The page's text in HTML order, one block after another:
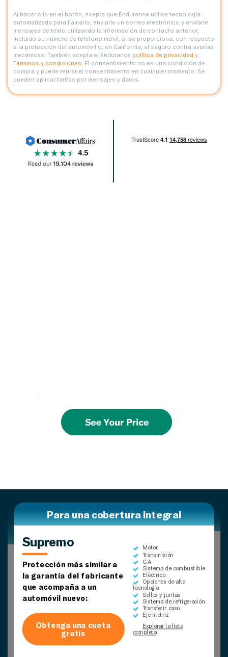
Al hacer clic en el botón, acepta que Endurance utilice tecnología
automatizada para llamarlo, enviarle un correo electrónico y enviarle
mensajes de texto utilizando la información de contacto anterior,
incluido su número de teléfono móvil, si se proporciona, con respecto
a la protección del automóvil o, en California, el seguro contra averías
mecánicas. También acepta el Endurance política de privacidad y
Términos y condiciones . El consentimiento no es una condición de
compra y puede retirar el consentimiento en cualquier momento. Se
pueden aplicar tarifas por mensajes y datos.
Para cobertura de vehículos más
seguro más
Proteja los componentes
más vitales de su
vehículo:
Obtenga una cuota
gratis
Motor
Transmisión
C.A
Explorar la lista
completa
Para una cobertura integral
Supremo
Protección más similar a
la garantía del fabricante
que acompaña a un
automóvil nuevo:
Obtenga una cuota
gratis
Motor
Transmisión
C.A
Sistema de combustible
Eléctrico
Opciones de alta
tecnología
Sellos y juntas
Sistema de refrigeración
Transferir caso
Eje motriz
Explorar la lista
completa
Para una cobertura amplia
Superior
Proteja las piezas
comunes que se
estropean con el tiempo:
Obtenga una cuota
Motor
Transmisión
C.A
Sistema de combustible
Eléctrico
Opciones de alta
tecnología
Explorar la lista
completa